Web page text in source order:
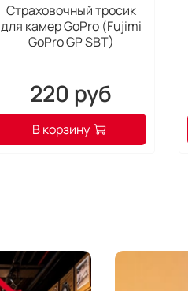
Страховочный тросик
для камер GoPro (Fujimi
GoPro GP SBT)
220 руб
В корзину